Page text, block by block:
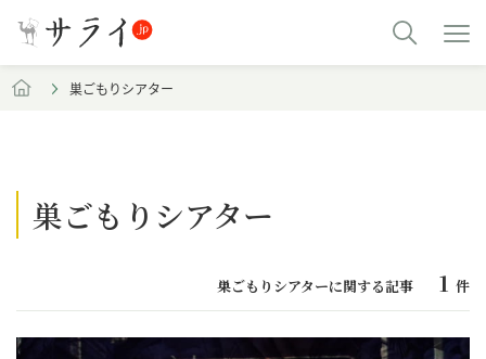
巣ごもりシアター
巣ごもりシアター
巣ごもりシアターに関する記事 1 件